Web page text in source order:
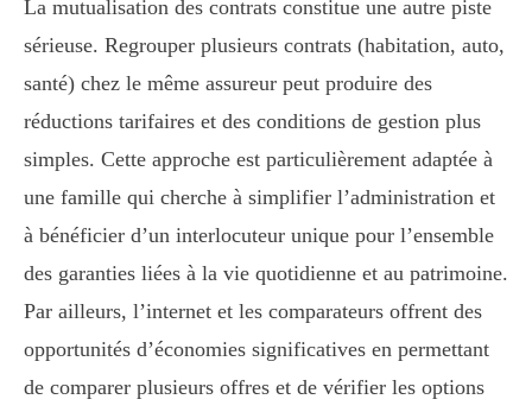
La mutualisation des contrats constitue une autre piste
sérieuse. Regrouper plusieurs contrats (habitation, auto,
santé) chez le même assureur peut produire des
réductions tarifaires et des conditions de gestion plus
simples. Cette approche est particulièrement adaptée à
une famille qui cherche à simplifier l’administration et
à bénéficier d’un interlocuteur unique pour l’ensemble
des garanties liées à la vie quotidienne et au patrimoine.
Par ailleurs, l’internet et les comparateurs offrent des
opportunités d’économies significatives en permettant
de comparer plusieurs offres et de vérifier les options